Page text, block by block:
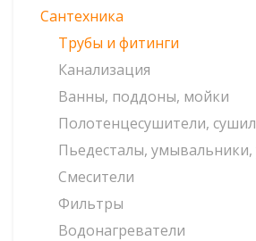
Сантехника
Трубы и фитинги
Канализация
Ванны, поддоны, мойки
Полотенцесушители,
Пьедесталы, умывальники,
Смесители
Фильтры
Водонагреватели